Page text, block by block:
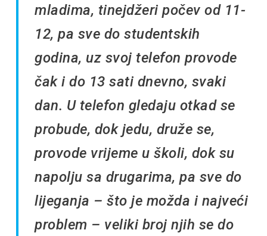
mladima, tinejdžeri počev od 11-
12, pa sve do studentskih
godina, uz svoj telefon provode
čak i do 13 sati dnevno, svaki
dan. U telefon gledaju otkad se
probude, dok jedu, druže se,
provode vrijeme u školi, dok su
napolju sa drugarima, pa sve do
lijeganja – što je možda i najveći
problem – veliki broj njih se do